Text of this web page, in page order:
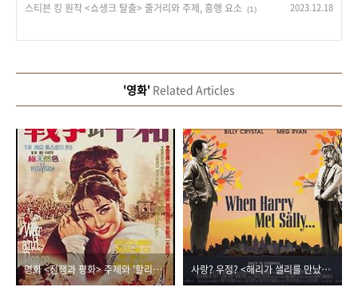
스티븐 킹 원작 <쇼생크 탈출> 줄거리와 주제, 흥행 요소 (1) 2023.12.18
'영화' Related Articles
영화 <전쟁과 평화> 주제와 '할리우드 요정' 오드리 햅번 사랑? 우정? <해리가 샐리를 만났을 때> 주제 그리고 남녀 주연